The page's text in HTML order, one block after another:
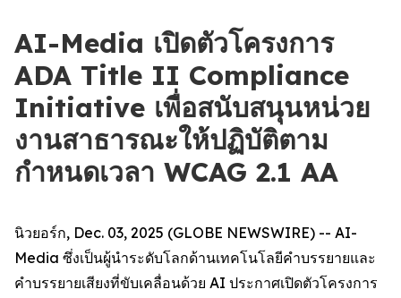
AI-Media เปิดตัวโครงการ
ADA Title II Compliance
Initiative เพื่อสนับสนุนหน่วย
งานสาธารณะให้ปฏิบัติตาม
กำหนดเวลา WCAG 2.1 AA
นิวยอร์ก, Dec. 03, 2025 (GLOBE NEWSWIRE) -- AI-
Media ซึ่งเป็นผู้นำระดับโลกด้านเทคโนโลยีคำบรรยายและ
คำบรรยายเสียงที่ขับเคลื่อนด้วย AI ประกาศเปิดตัวโครงการ